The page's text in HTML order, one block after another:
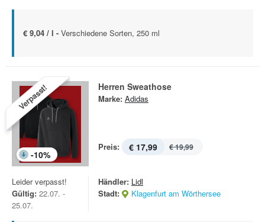
€ 9,04 / l - Verschiedene Sorten, 250 ml
Verpasst!
-10%
Herren Sweathose
Marke: Adidas
Preis: € 17,99 € 19,99
Leider verpasst!
Gültig: 22.07. -
25.07.
Händler: Lidl
Stadt:
Klagenfurt am Wörthersee